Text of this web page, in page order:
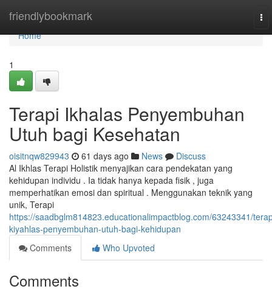
friendlybookmark
Home
Home
1
Terapi Ikhalas Penyembuhan
Utuh bagi Kesehatan
oisitnqw829943 61 days ago News
Discuss
Al Ikhlas Terapi Holistik menyajikan cara pendekatan yang
kehidupan individu . Ia tidak hanya kepada fisik , juga
memperhatikan emosi dan spiritual . Menggunakan teknik yang
unik, Terapi
https://saadbglm814823.educationalimpactblog.com/63243341/
kiyahlas-penyembuhan-utuh-bagi-kehidupan
Comments
Who Upvoted
Comments